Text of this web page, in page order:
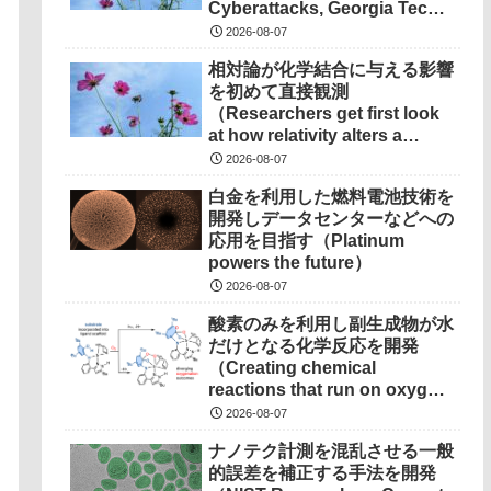
Cyberattacks, Georgia Tech
Research Points to
2026-08-07
相対論が化学結合に与える影響
を初めて直接観測
（Researchers get first look
at how relativity alters a
chemical bond）
2026-08-07
白金を利用した燃料電池技術を
開発しデータセンターなどへの
応用を目指す（Platinum
powers the future）
2026-08-07
酸素のみを利用し副生成物が水
だけとなる化学反応を開発
（Creating chemical
reactions that run on oxygen,
produce only water as
2026-08-07
ナノテク計測を混乱させる一般
的誤差を補正する手法を開発